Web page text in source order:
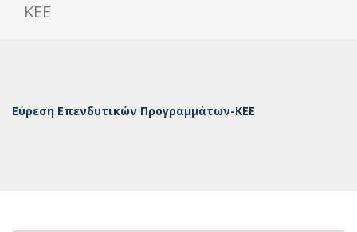
ΚΕΕ
Εύρεση Επενδυτικών Προγραμμάτων-ΚΕΕ